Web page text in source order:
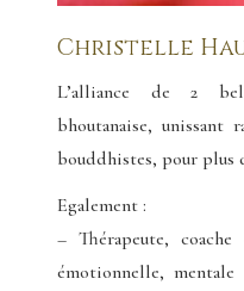
Christelle
L’alliance de 2
bhoutanaise, unissant
bouddhistes, pour plus
Egalement :
– Thérapeute,
émotionnelle,